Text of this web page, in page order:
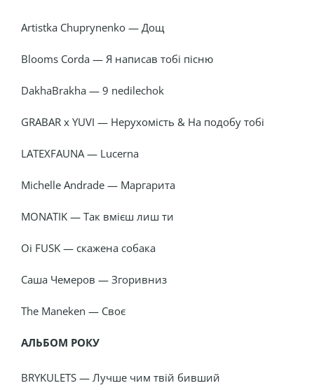
Artistka Chuprynenko — Дощ
Blooms Corda — Я написав тобі пісню
DakhaBrakha — 9 nedilechok
GRABAR x YUVI — Нерухомість & На подобу тобі
LATEXFAUNA — Lucerna
Michelle Andrade — Маргарита
MONATIK — Так вмієш лиш ти
Oi FUSK — скажена собака
Саша Чемеров — Згоривниз
The Maneken — Своє
АЛЬБОМ РОКУ
BRYKULETS — Лучше чим твій бивший